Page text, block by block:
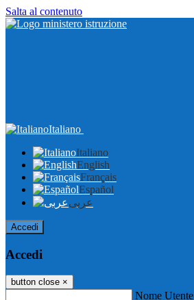
Salta al contenuto
Italiano
Italiano
English
Français
Español
عربى
Accedi
Accedi
button close ×
Nome Utente